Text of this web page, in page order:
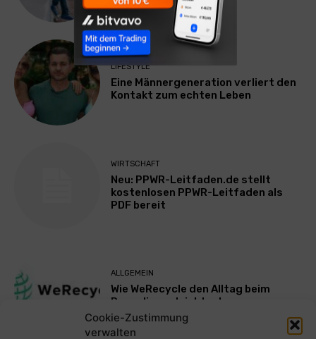
Cookie-Zustimmung
verwalten
LIFESTYLE
Eine Männergeneration verliert den
Kontakt zum echten Leben
WIRTSCHAFT
Neu: PPWR-Leitfaden.de stellt
kostenlosen PPWR-Leitfaden als
PDF bereit
ALLGEMEIN
Wie WeRecycle den Alltag beim
Recycling erleichtert